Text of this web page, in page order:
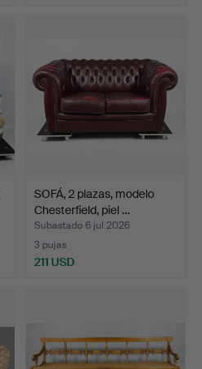
SOFÁ, 2 plazas, modelo
Chesterfield, piel …
Subastado 6 jul 2026
3 pujas
211 USD